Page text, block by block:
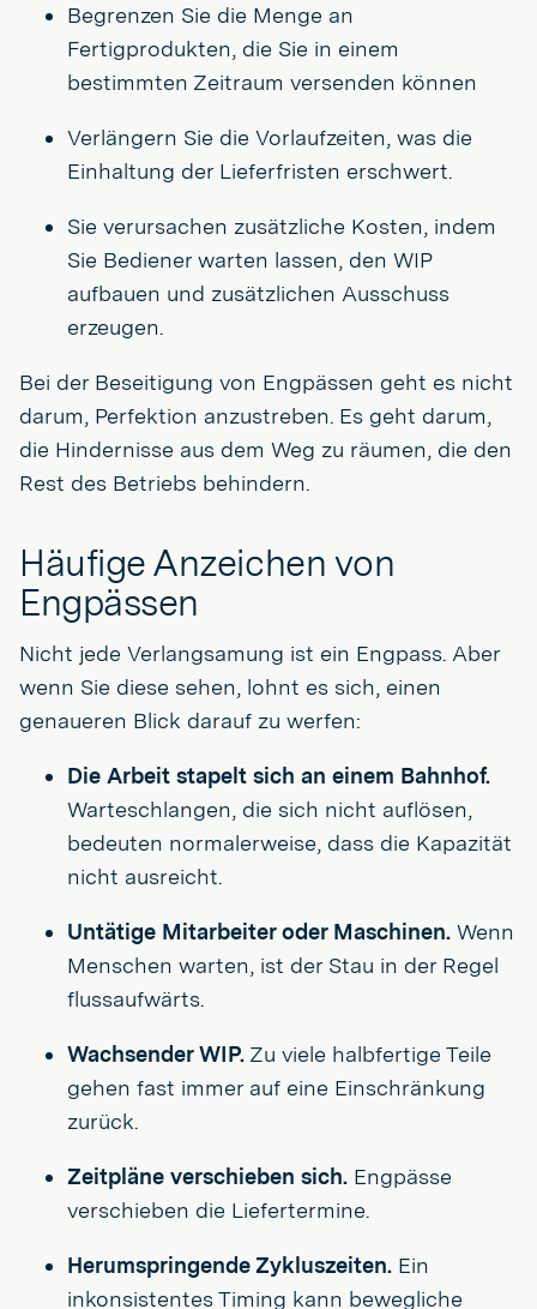
Begrenzen Sie die Menge an
Fertigprodukten, die Sie in einem
bestimmten Zeitraum versenden können
Verlängern Sie die Vorlaufzeiten, was die
Einhaltung der Lieferfristen erschwert.
Sie verursachen zusätzliche Kosten, indem
Sie Bediener warten lassen, den WIP
aufbauen und zusätzlichen Ausschuss
erzeugen.
Bei der Beseitigung von Engpässen geht es nicht
darum, Perfektion anzustreben. Es geht darum,
die Hindernisse aus dem Weg zu räumen, die den
Rest des Betriebs behindern.
Häufige Anzeichen von
Engpässen
Nicht jede Verlangsamung ist ein Engpass. Aber
wenn Sie diese sehen, lohnt es sich, einen
genaueren Blick darauf zu werfen:
Die Arbeit stapelt sich an einem Bahnhof.
Warteschlangen, die sich nicht auflösen,
bedeuten normalerweise, dass die Kapazität
nicht ausreicht.
Untätige Mitarbeiter oder Maschinen. Wenn
Menschen warten, ist der Stau in der Regel
flussaufwärts.
Wachsender WIP. Zu viele halbfertige Teile
gehen fast immer auf eine Einschränkung
zurück.
Zeitpläne verschieben sich. Engpässe
verschieben die Liefertermine.
Herumspringende Zykluszeiten. Ein
inkonsistentes Timing kann bewegliche